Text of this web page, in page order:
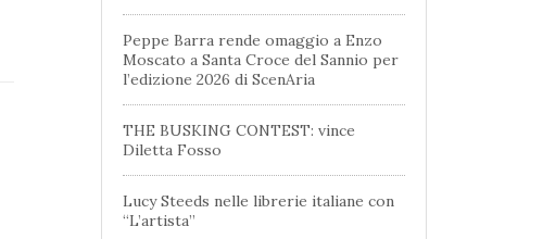
Peppe Barra rende omaggio a Enzo
Moscato a Santa Croce del Sannio per
l’edizione 2026 di ScenAria
THE BUSKING CONTEST: vince
Diletta Fosso
Lucy Steeds nelle librerie italiane con
“L’artista”